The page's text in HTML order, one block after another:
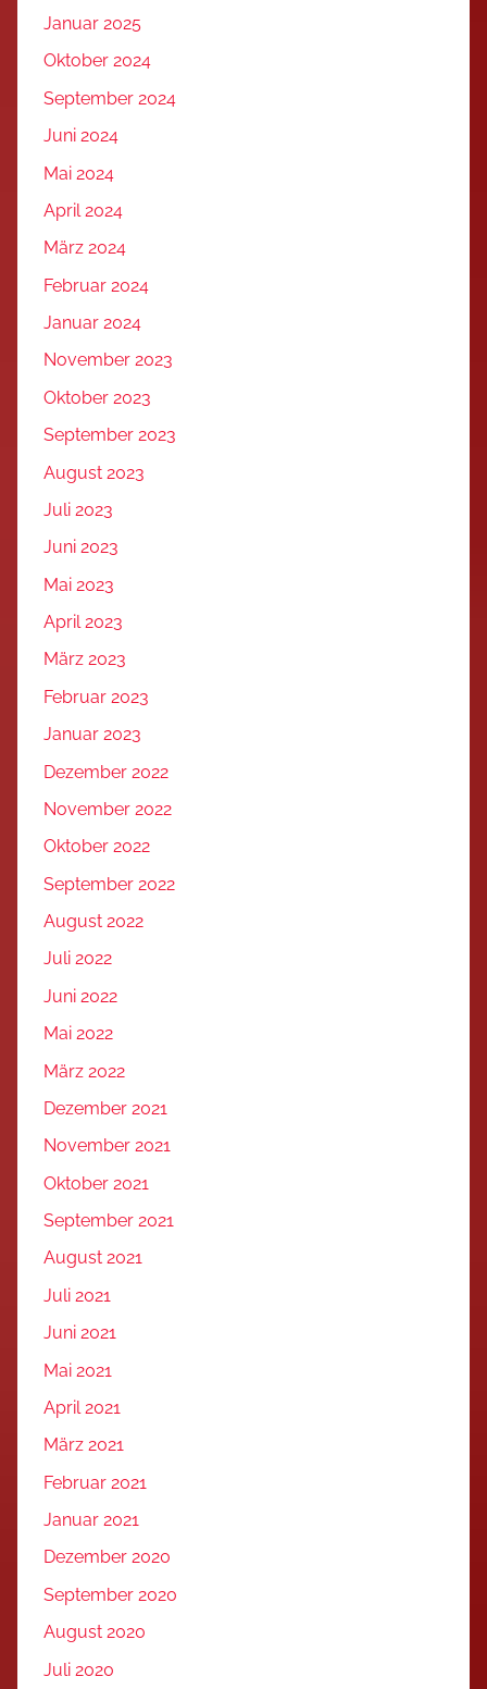
Januar 2025
Oktober 2024
September 2024
Juni 2024
Mai 2024
April 2024
März 2024
Februar 2024
Januar 2024
November 2023
Oktober 2023
September 2023
August 2023
Juli 2023
Juni 2023
Mai 2023
April 2023
März 2023
Februar 2023
Januar 2023
Dezember 2022
November 2022
Oktober 2022
September 2022
August 2022
Juli 2022
Juni 2022
Mai 2022
März 2022
Dezember 2021
November 2021
Oktober 2021
September 2021
August 2021
Juli 2021
Juni 2021
Mai 2021
April 2021
März 2021
Februar 2021
Januar 2021
Dezember 2020
September 2020
August 2020
Juli 2020